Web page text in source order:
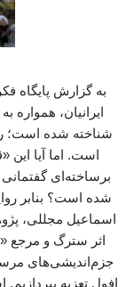
به گزارش پایگاه فکر و فرهنگ مبلغ، هنر تعزیه در حافظه تاریخی ایرانیان، همواره به عنوان آیینی کهن و ریشه‌دار در اعماق تاریخ شناخته شده است؛ روایتی که کمتر کسی در صحت آن تردید کرده است. اما آیا این «قدمتِ هزارساله»، حقیقتی تاریخی است یا برساخته‌ای گفتمانی که از غفلتِ ما نسبت به متون و اسناد ناشی شده است؟ بنابر روایت شبستان، در گفت‌وگوی پیشِ رو، با استاد اسماعیل مجللی، پژوهشگر شناخته‌شده اراکی، تعزیه‌خوان و مؤلف اثر سترگ و مرجع «شبیه نامه» به گفت‌وگو نشسته‌ایم تا فارغ از جزم‌اندیشی‌های مرسوم، به بازخوانیِ دقیقِ سیر شکل‌گیری، اوج و افول تعزیه بپردازیم. استاد مجللی در این گفت‌وگو، با تکیه بر بیش از هفت سال پژوهش میدانی و بررسی نسخه‌ها و اسناد استانی، تعزیه را نه یک آیینِ بدویِ بازمانده از اعصار گذشته، بلکه یک «رسانه عمومی و مهندسی‌شده» در عصر قاجار می‌داند که برای پاسخ به نیازهای سیاسی، عقیدتی و اجتماعیِ همان روزگار (همچون مقابله با فرقه‌های ضاله و مدیریت افکار عمومی) پدید آمد. این گفت‌وگو پرده از حقیقتی برمی‌دارد که شاید برای بسیاری غافلگیرکننده باشد: اینکه تعزیه با ساختارِ امروزی‌اش، پیش از عصر قاجار فاقد هرگونه سندِ تاریخی است. همچنین، واکاویِ این پژوهشگر درباره چراییِ «افولِ تعزیه در شهرها و بقای آن در روستاها» پس از دوران مشروطه، روایتی بدیع از کنشگریِ اجتماعی در تاریخ معاصر ایران به دست می‌دهد؛ روایتی که در آن، روستاها به پناهگاهی برای نجاتِ این هنر در برابرِ سرکوب‌های حکومتی تبدیل شدند. این مصاحبه، نه تنها دعوت به خوانشی نو از تاریخ هنر ایران، بلکه فراخوانی است برایِ «مستندسازیِ روایت‌های شفاهی» و عبور از کلیشه‌های تاریخی، به سوی حقیقتی که در لابه‌لایِ اسنادِ برجامانده از دوره قاجار نهفته است. هنر تعزیه (شبیه‌خوانی) در کجای تاریخ هنر و ادبیات ایران قرار دارد و چه عناصری آن را شکل داده‌اند؟ هنر تعزیه در کتاب «هنر ایران» به عنوان یک هنر نمایشی و در کتاب «ادبیات ایران» به عنوان بخشی از ادبیات منظوم جای می‌گیرد. این هنرِ فاخر، حاصل اجتماع و هم‌نشینی سه هنر «ادبیات»، «موسیقی» و «نمایش» در بستر هنر چهارمی به نام «معماری» (تکیه) است. ذاتِ شبیه‌خوانی بر پایه این ارکان استوار است: تمام دیالوگ‌ها در تعزیه بدون استثنا به صورت شعر بیان می‌شوند. نقش‌های مثبت (اولیاخوان‌ها)، اشعار خود را با موسیقی و آواز ادا می‌کنند. نقش‌های منفی (اشقیاخوان‌ها)، گفتار خود را به صورت «اشتلم‌خوانی» و بدون آواز بیان می‌کنند و بازیگران با پوشیدن لباس‌هایی با فرم تاریخی، نقش‌آفرینی می‌کنند. تعزیه چنان با این سه هنر عجین شده است که با حذف هر یک از آن‌ها، دیگر با واژه‌ای به نام تعزیه یا شبیه‌خوانی مواجه نخواهیم بود. در واقع، با واکاویِ دقیقِ جایگاهِ این سه هنر در تاریخ و ادبیات ایران، می‌توان به تاریخچه و روزهای پایه‌گذاری این هنر ارزشمند دست یافت. تعزیه دقیقاً از چه دورانی شکل گرفته است؟ در مورد تاریخ پیدایش تعزیه، دیدگاه‌های متعددی وجود دارد که هیچ‌کدام پایه و اساس علمی برای اثبات ندارند و بیشتر بر اساس تحقیقات میدانی و شنیده‌هایی است که از زبان شبیه‌خوانان نقل شده است: برخی با این جمله که «تاریخ پیدایش این هنر معلوم نیست»، از پاسخ به آن طفره رفته‌اند. برخی پیدایش آن را به افسانه‌ها و اسطوره‌ها، به‌ویژه «سیاوش» مرتبط می‌دانند. برخی معتقدند پایه‌های سوگواری نمایشی دقیقاً لحظاتی پس از شهادت امام حسین (ع) و با دیدن مرکب بی‌سوار ایشان توسط اهل‌بیت و به پا